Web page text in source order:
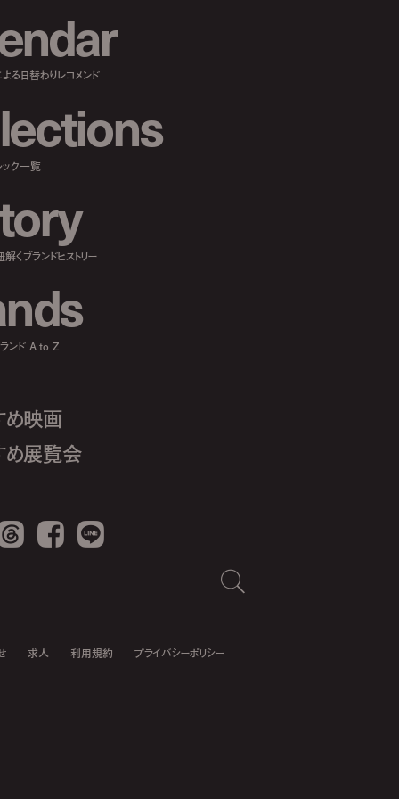
ndar
る日替わりレコメンド
ections
ック一覧
ory
くブランドヒストリー
nds
ランド A to Z
映画
展覧会
Facebook LINE
求人 利用規約 プライバシーポリシー